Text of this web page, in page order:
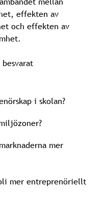
effekten av
och effekten av
i skolan?
mer
mer entreprenöriellt